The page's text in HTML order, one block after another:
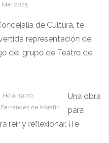
Mar 2025
de Cultura, te
representación de
del grupo de Teatro de
Hora: 19:00
de Moratín
Una obra
para
reír y reflexionar. ¡Te